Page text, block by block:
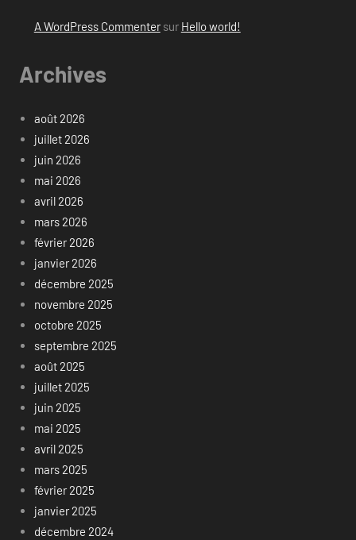
A WordPress Commentersur Hello world!
Archives
août 2026
juillet 2026
juin 2026
mai 2026
avril 2026
mars 2026
février 2026
janvier 2026
décembre 2025
novembre 2025
octobre 2025
septembre 2025
août 2025
juillet 2025
juin 2025
mai 2025
avril 2025
mars 2025
février 2025
janvier 2025
décembre 2024